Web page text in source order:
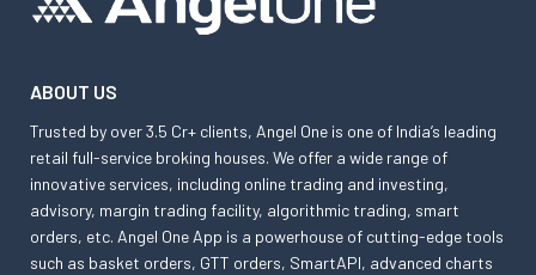
ABOUT US
Trusted by over 3.5 Cr+ clients, Angel One is one of India’s leading
retail full-service broking houses. We offer a wide range of
innovative services, including online trading and investing,
advisory, margin trading facility, algorithmic trading, smart
orders, etc. Angel One App is a powerhouse of cutting-edge tools
such as basket orders, GTT orders, SmartAPI, advanced charts